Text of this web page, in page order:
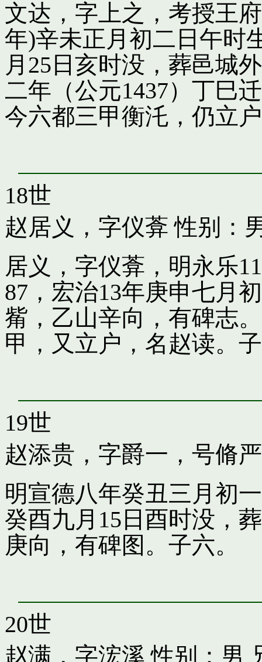
文达，字上之，考授王
年)辛未正月初二日午时
月25日亥时没，葬邑城
二年（公元1437）丁巳
今六都三甲衡汑，仍立
18世
赵居义，字仪葊 性别：
居义，字仪葊，明永乐
87，宏治13年庚申七月
觜，乙山辛向，有碑志
甲，又立户，名赵读。
19世
赵添贵，字爵一，号脩严
明宣德八年癸丑三月初
癸酉九月15日酉时没，
庚向，有碑图。子六。
20世
赵满，字浤溪 性别：男